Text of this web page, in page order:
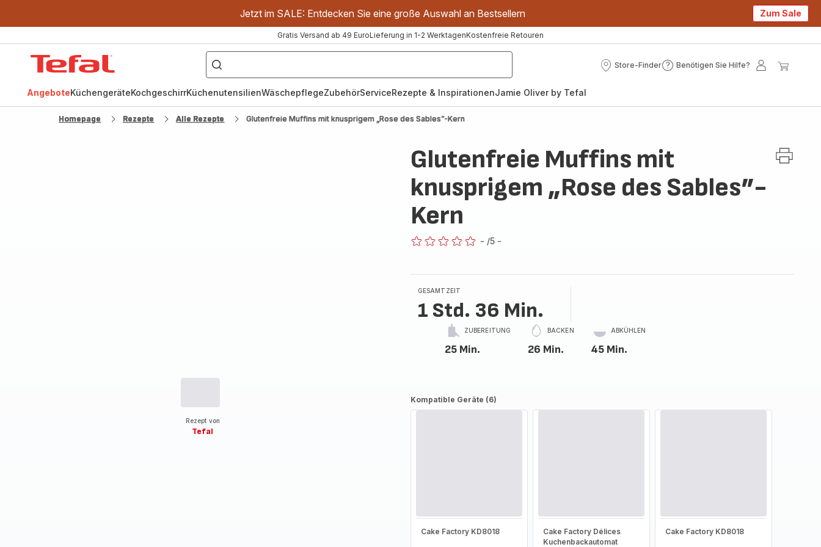
Jetzt im SALE: Entdecken Sie eine große Auswahl an Bestsellern Zum Sale
Gratis Versand ab 49 EuroLieferung in 1-2 WerktagenKostenfreie Retouren
["OptiGrill","Easy
Fry","Pfanne"]
Store-Finder
Store-
Benötigen Sie Hilfe?
Benötigen
Mein
AngeboteKüchengeräteKochgeschirrKüchenutensilienWäschepflegeZubehörServiceRezepte & InspirationenJamie Oliver by Tefal
Homepage Rezepte Alle Rezepte Glutenfreie Muffins mit knusprigem „Rose des Sables”-Kern
Rezept von
Tefal
Glutenfreie Muffins mit
knusprigem „Rose des Sables”-
Kern
- /5 -
GESAMTZEIT
1 Std. 36 Min.
ZUBEREITUNG
25 Min.
BACKEN
26 Min.
ABKÜHLEN
45 Min.
Kompatible Geräte (6)
Cake Factory KD8018
Cake Factory Délices
Kuchenbackautomat
Cake Factory KD8018